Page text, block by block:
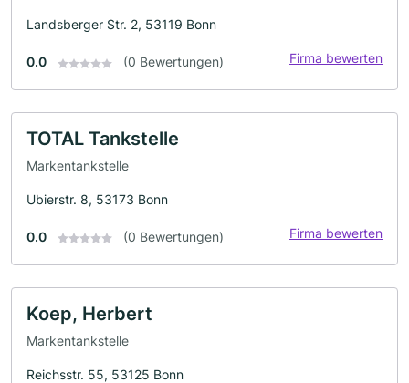
Landsberger Str. 2, 53119 Bonn
0.0 (0 Bewertungen) Firma bewerten
TOTAL Tankstelle
Markentankstelle
Ubierstr. 8, 53173 Bonn
0.0 (0 Bewertungen) Firma bewerten
Koep, Herbert
Markentankstelle
Reichsstr. 55, 53125 Bonn